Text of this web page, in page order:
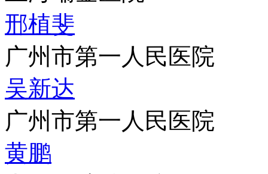
邢植斐
广州市第一人民医院
吴新达
广州市第一人民医院
黄鹏